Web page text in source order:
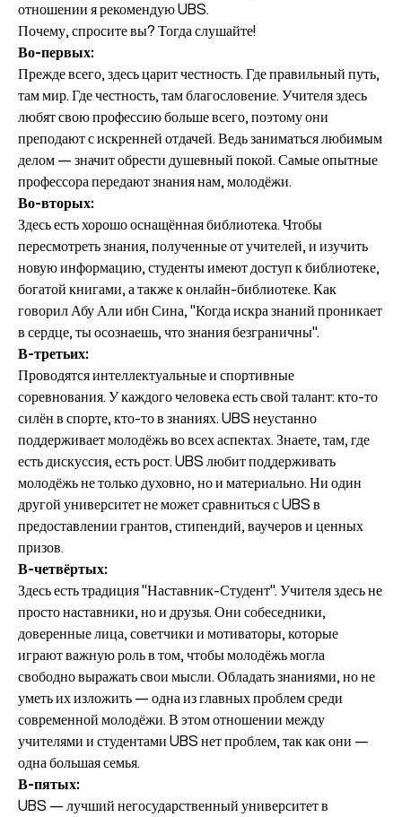
отношении я рекомендую UBS.
Почему, спросите вы? Тогда слушайте!
Во-первых:
Прежде всего, здесь царит честность. Где правильный путь,
там мир. Где честность, там благословение. Учителя здесь
любят свою профессию больше всего, поэтому они
преподают с искренней отдачей. Ведь заниматься любимым
делом — значит обрести душевный покой. Самые опытные
профессора передают знания нам, молодёжи.
Во-вторых:
Здесь есть хорошо оснащённая библиотека. Чтобы
пересмотреть знания, полученные от учителей, и изучить
новую информацию, студенты имеют доступ к библиотеке,
богатой книгами, а также к онлайн-библиотеке. Как
говорил Абу Али ибн Сина, "Когда искра знаний проникает
в сердце, ты осознаешь, что знания безграничны".
В-третьих:
Проводятся интеллектуальные и спортивные
соревнования. У каждого человека есть свой талант: кто-то
силён в спорте, кто-то в знаниях. UBS неустанно
поддерживает молодёжь во всех аспектах. Знаете, там, где
есть дискуссия, есть рост. UBS любит поддерживать
молодёжь не только духовно, но и материально. Ни один
другой университет не может сравниться с UBS в
предоставлении грантов, стипендий, ваучеров и ценных
призов.
В-четвёртых:
Здесь есть традиция "Наставник-Студент". Учителя здесь не
просто наставники, но и друзья. Они собеседники,
доверенные лица, советчики и мотиваторы, которые
играют важную роль в том, чтобы молодёжь могла
свободно выражать свои мысли. Обладать знаниями, но не
уметь их изложить — одна из главных проблем среди
современной молодёжи. В этом отношении между
учителями и студентами UBS нет проблем, так как они —
одна большая семья.
В-пятых:
UBS — лучший негосударственный университет в